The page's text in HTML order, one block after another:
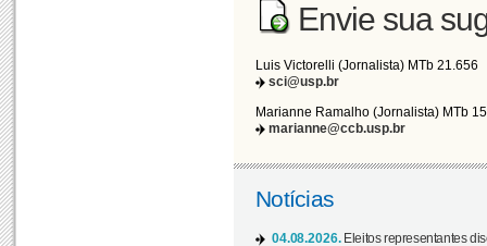
Envie sua
Luis Victorelli (Jornalista) MTb 21.656
sci@usp.br
Marianne Ramalho (Jornalista) MTb
marianne@ccb.usp.br
Notícias
04.08.2026. Eleitos representantes